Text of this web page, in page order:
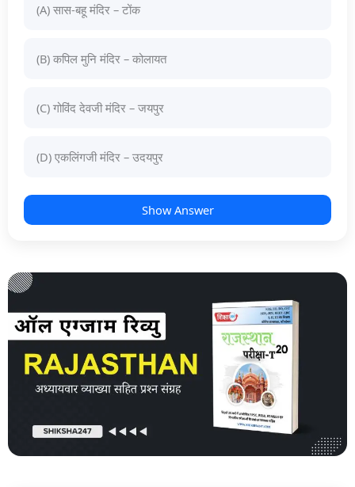
(A) सास-बहू मंदिर – टोंक
(B) कपिल मुनि मंदिर – कोलायत
(C) गोविंद देवजी मंदिर – जयपुर
(D) एकलिंगजी मंदिर – उदयपुर
Show Answer